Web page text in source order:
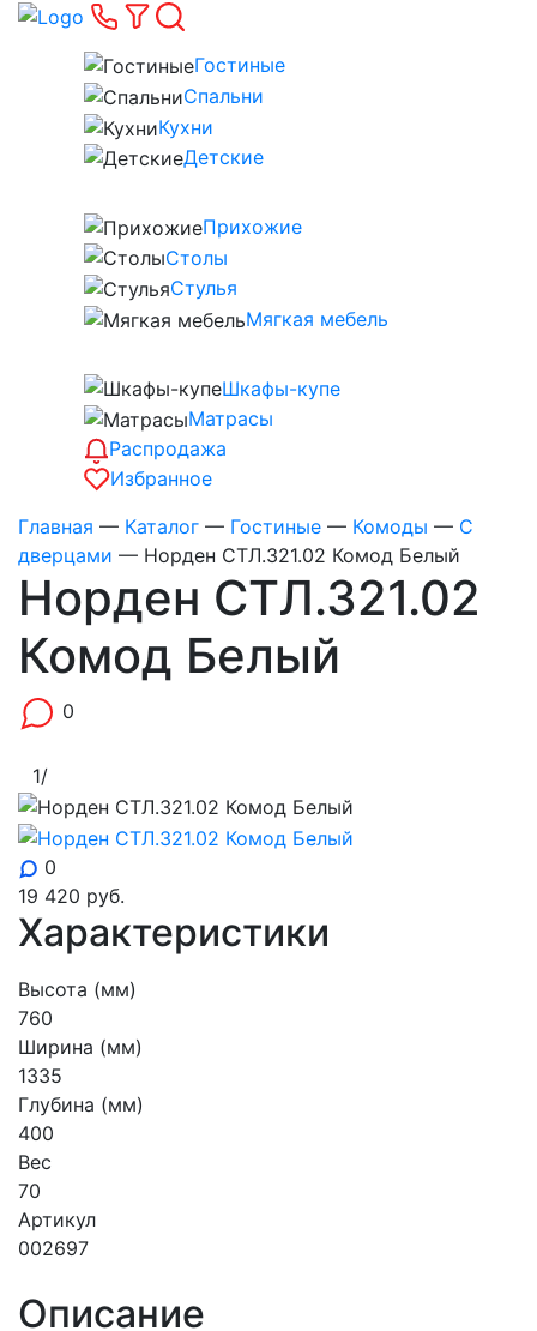
Гостиные
Спальни
Кухни
Детские
Прихожие
Столы
Стулья
Мягкая мебель
Шкафы-купе
Матрасы
Распродажа
Избранное
Главная — Каталог — Гостиные — Комоды — С
дверцами — Норден СТЛ.321.02 Комод Белый
Норден СТЛ.321.02
Комод Белый
0
1/
0
19 420 руб.
Характеристики
Высота (мм)
760
Ширина (мм)
1335
Глубина (мм)
400
Вес
70
Артикул
002697
Описание